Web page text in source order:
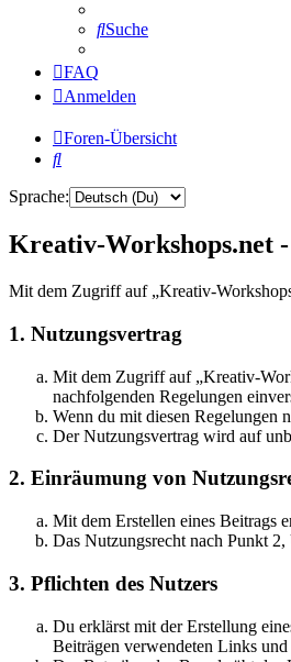
Suche
FAQ
Anmelden
Foren-Übersicht
Suche
Sprache:
Kreativ-Workshops.net
Mit dem Zugriff auf „Kreativ-
1. Nutzungsvertrag
Mit dem Zugriff auf „Kreativ-
nachfolgenden Regelungen
Wenn du mit diesen Regelungen
Der Nutzungsvertrag wird auf
2. Einräumung von
Mit dem Erstellen eines Beitrags
Das Nutzungsrecht nach Punkt
3. Pflichten des Nutzers
Du erklärst mit der Erstellung
Beiträgen verwendeten Links